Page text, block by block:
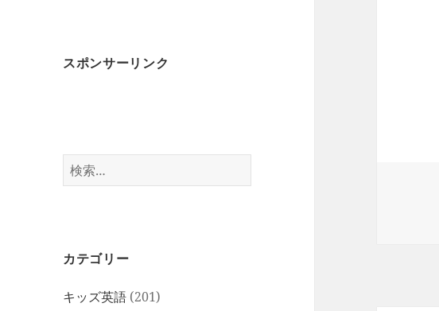
スポンサーリンク
検
索:
カテゴリー
キッズ英語 (201)